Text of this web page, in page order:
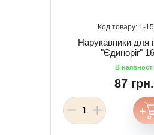
Нарукавники для
"Єдиноріг"
87 грн.